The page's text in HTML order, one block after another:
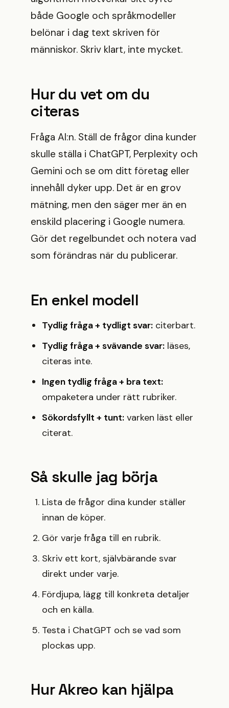
både Google och språkmodeller
belönar i dag text skriven för
människor. Skriv klart, inte mycket.
Hur du vet om du
citeras
Fråga AI:n. Ställ de frågor dina kunder
skulle ställa i ChatGPT, Perplexity och
Gemini och se om ditt företag eller
innehåll dyker upp. Det är en grov
mätning, men den säger mer än en
enskild placering i Google numera.
Gör det regelbundet och notera vad
som förändras när du publicerar.
En enkel modell
Tydlig fråga + tydligt svar: citerbart.
Tydlig fråga + svävande svar: läses,
citeras inte.
Ingen tydlig fråga + bra text:
ompaketera under rätt rubriker.
Sökordsfyllt + tunt: varken läst eller
citerat.
Så skulle jag börja
Lista de frågor dina kunder ställer
innan de köper.
Gör varje fråga till en rubrik.
Skriv ett kort, självbärande svar
direkt under varje.
Fördjupa, lägg till konkreta detaljer
och en källa.
Testa i ChatGPT och se vad som
plockas upp.
Hur Akreo kan hjälpa